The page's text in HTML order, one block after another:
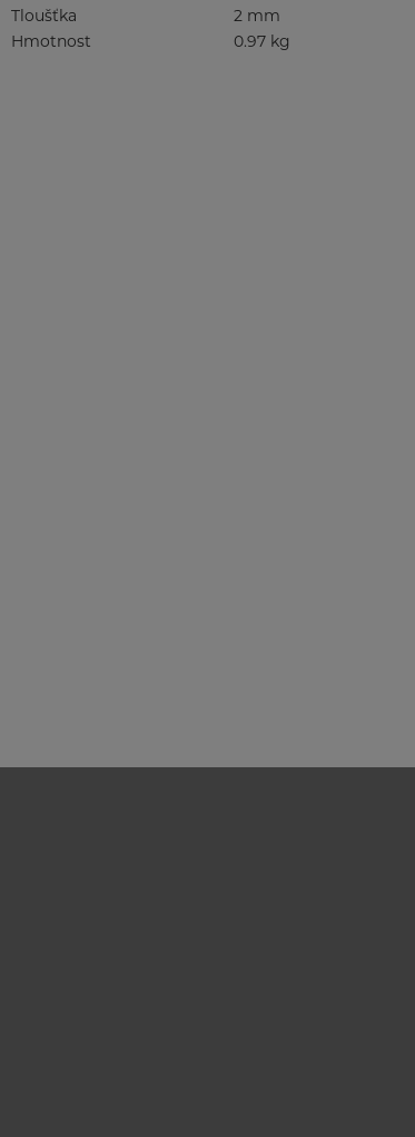
Tloušťka
2 mm
Hmotnost
0.97 kg